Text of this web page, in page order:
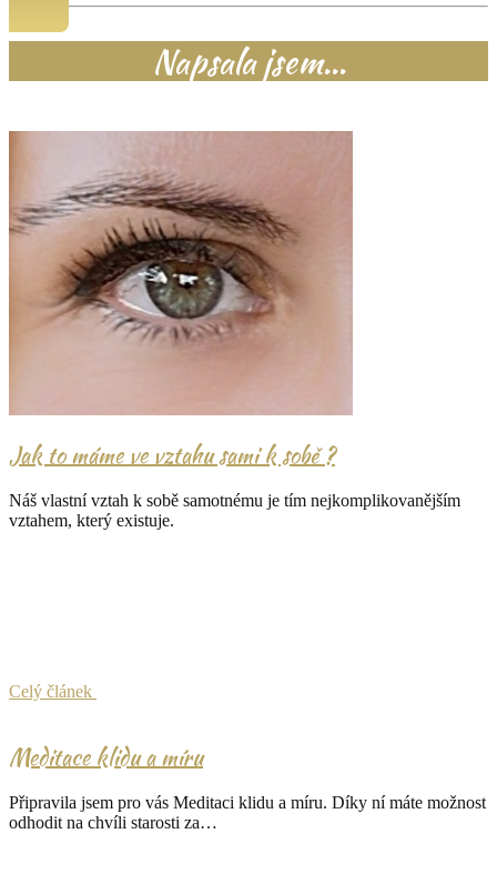
Napsala jsem...
Jak to máme ve vztahu sami k sobě ?
Náš vlastní vztah k sobě samotnému je tím nejkomplikovanějším
vztahem, který existuje.
Celý článek
Meditace klidu a míru
Připravila jsem pro vás Meditaci klidu a míru. Díky ní máte možnost
odhodit na chvíli starosti za…